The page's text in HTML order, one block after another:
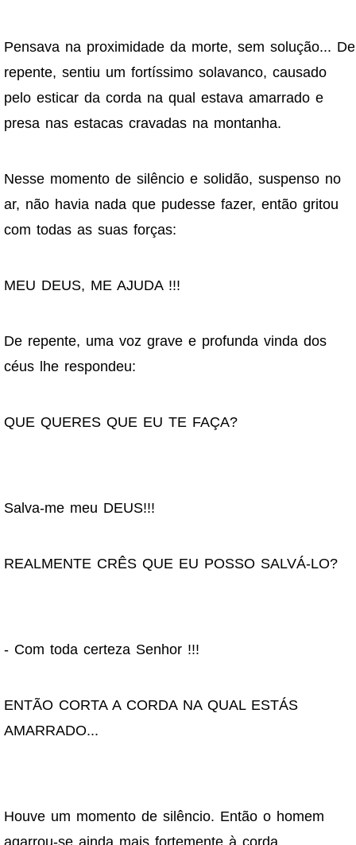
Pensava na proximidade da morte, sem solução... De
repente, sentiu um fortíssimo solavanco, causado
pelo esticar da corda na qual estava amarrado e
presa nas estacas cravadas na montanha.
Nesse momento de silêncio e solidão, suspenso no
ar, não havia nada que pudesse fazer, então gritou
com todas as suas forças:
MEU DEUS, ME AJUDA !!!
De repente, uma voz grave e profunda vinda dos
céus lhe respondeu:
QUE QUERES QUE EU TE FAÇA?
Salva-me meu DEUS!!!
REALMENTE CRÊS QUE EU POSSO SALVÁ-LO?
- Com toda certeza Senhor !!!
ENTÃO CORTA A CORDA NA QUAL ESTÁS
AMARRADO...
Houve um momento de silêncio. Então o homem
agarrou-se ainda mais fortemente à corda..